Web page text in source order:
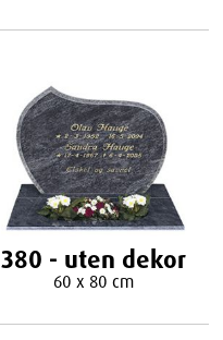
380 - uten dekor
60 x 80 cm